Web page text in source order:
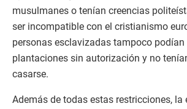
musulmanes o tenían creencias
ser incompatible con el cristianismo
personas esclavizadas tampoco
plantaciones sin autorización y no
casarse.
Además de todas estas restricciones, la